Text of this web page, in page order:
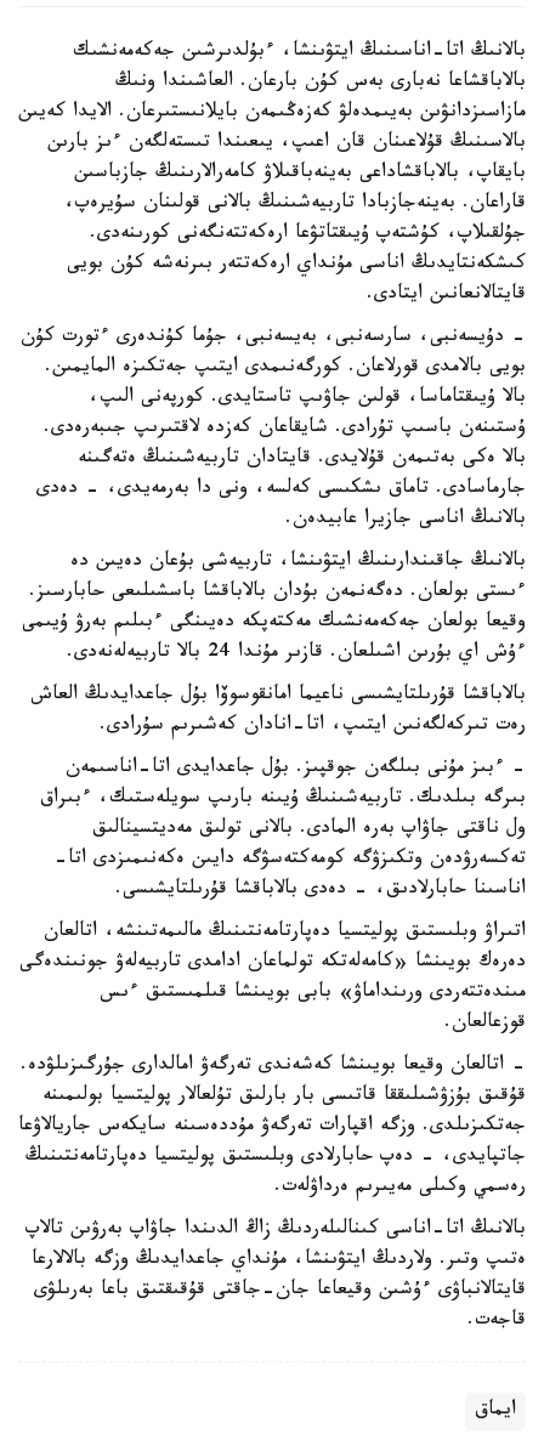
بالانىڭ اتا-اناسىنىڭ ايتۋىنشا، ءبۇلدىرشىن جەكەمەنشىك
بالاباقشاعا نەبارى بەس كۇن بارعان. العاشىندا ونىڭ
مازاسىزدانۋىن بەيىمدەلۋ كەزەڭىمەن بايلانىستىرعان. الايدا كەيىن
بالاسىنىڭ قۇلاعىنان قان اعىپ، يىعىندا تىستەلگەن ءىز بارىن
بايقاپ، بالاباقشاداعى بەينەباقىلاۋ كامەرالارىنىڭ جازباسىن
قاراعان. بەينەجازبادا تاربيەشىنىڭ بالانى قولىنان سۇيرەپ،
جۇلقىلاپ، كۇشتەپ ۇيىقتاتۋعا ارەكەتتەنگەنى كورىنەدى.
كىشكەنتايدىڭ اناسى مۇنداي ارەكەتتەر بىرنەشە كۇن بويى
قايتالانعانىن ايتادى.
- دۇيسەنبى، سارسەنبى، بەيسەنبى، جۇما كۇندەرى ءتورت كۇن
بويى بالامدى قورلاعان. كورگەنىمدى ايتىپ جەتكىزە المايمىن.
بالا ۇيىقتاماسا، قولىن جاۋىپ تاستايدى. كورپەنى الىپ،
ۇستىنەن باسىپ تۇرادى. شايقاعان كەزدە لاقتىرىپ جىبەرەدى.
بالا ەكى بەتىمەن قۇلايدى. قايتادان تاربيەشىنىڭ ەتەگىنە
جارماسادى. تاماق ىشكىسى كەلسە، ونى دا بەرمەيدى، - دەدى
بالانىڭ اناسى جازيرا عابيدەن.
بالانىڭ جاقىندارىنىڭ ايتۋىنشا، تاربيەشى بۇعان دەيىن دە
ءىستى بولعان. دەگەنمەن بۇدان بالاباقشا باسشىلىعى حابارسىز.
وقيعا بولعان جەكەمەنشىك مەكتەپكە دەيىنگى ءبىلىم بەرۋ ۇيىمى
ءۇش اي بۇرىن اشىلعان. قازىر مۇندا 24 بالا تاربيەلەنەدى.
بالاباقشا قۇرىلتايشىسى ناعيما امانقوسوۆا بۇل جاعدايدىڭ العاش
رەت تىركەلگەنىن ايتىپ، اتا-انادان كەشىرىم سۇرادى.
- ءبىز مۇنى بىلگەن جوقپىز. بۇل جاعدايدى اتا-اناسىمەن
بىرگە بىلدىك. تاربيەشىنىڭ ۇيىنە بارىپ سويلەستىك، ءبىراق
ول ناقتى جاۋاپ بەرە المادى. بالانى تولىق مەديتسينالىق
تەكسەرۋدەن وتكىزۋگە كومەكتەسۋگە دايىن ەكەنىمىزدى اتا-
اناسىنا حابارلادىق، - دەدى بالاباقشا قۇرىلتايشىسى.
اتىراۋ وبلىستىق پوليتسيا دەپارتامەنتىنىڭ مالىمەتىنشە، اتالعان
دەرەك بويىنشا «كامەلەتكە تولماعان ادامدى تاربيەلەۋ جونىندەگى
مىندەتتەردى ورىنداماۋ» بابى بويىنشا قىلمىستىق ءىس
قوزعالعان.
- اتالعان وقيعا بويىنشا كەشەندى تەرگەۋ امالدارى جۇرگىزىلۋدە.
قۇقىق بۇزۋشىلىققا قاتىسى بار بارلىق تۇلعالار پوليتسيا بولىمىنە
جەتكىزىلدى. وزگە اقپارات تەرگەۋ مۇددەسىنە سايكەس جاريالاۋعا
جاتپايدى، - دەپ حابارلادى وبلىستىق پوليتسيا دەپارتامەنتىنىڭ
رەسمي وكىلى مەيىرىم ەرداۋلەت.
بالانىڭ اتا-اناسى كىنالىلەردىڭ زاڭ الدىندا جاۋاپ بەرۋىن تالاپ
ەتىپ وتىر. ولاردىڭ ايتۋىنشا، مۇنداي جاعدايدىڭ وزگە بالالارعا
قايتالانباۋى ءۇشىن وقيعاعا جان-جاقتى قۇقىقتىق باعا بەرىلۋى
قاجەت.
ايماق